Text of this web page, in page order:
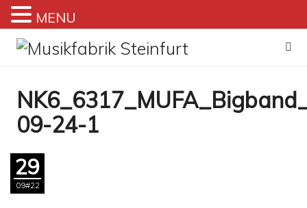
Zum
Inhalt
09-24-1
29
09#22
MENU